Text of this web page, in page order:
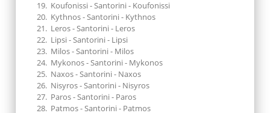
Koufonissi - Santorini - Koufonissi
Kythnos - Santorini - Kythnos
Leros - Santorini - Leros
Lipsi - Santorini - Lipsi
Milos - Santorini - Milos
Mykonos - Santorini - Mykonos
Naxos - Santorini - Naxos
Nisyros - Santorini - Nisyros
Paros - Santorini - Paros
Patmos - Santorini - Patmos